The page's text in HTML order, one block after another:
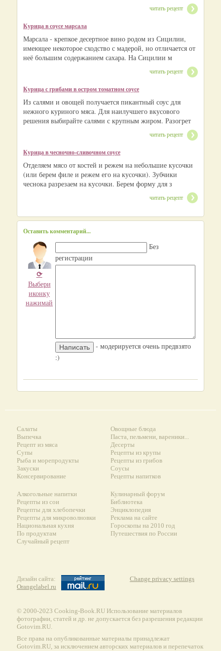
читать рецепт
Курица в соусе марсала
Марсала - крепкое десертное вино родом из Сицилии,
имеющее некоторое сходство с мадерой, но отличается от
неё большим содержанием сахара. На Сицилии м
читать рецепт
Курица с грибами в остром томатном соусе
Из салями и овощей получается пикантный соус для
нежного куриного мяса. Для наилучшего вкусового
решения выбирайте салями с крупным жиром. Разогрет
читать рецепт
Курица в чесночно-сливочном соусе
Отделяем мясо от костей и режем на небольшие кусочки
(или берем филе и режем его на кусочки). Зубчики
чеснока разрезаем на кусочки. Берем форму для з
читать рецепт
Оставить комментарий...
⟳
Выбери
иконку
нажимай
Без
регистрации
- модерируется очень предвзято
:)
Салаты
Выпечка
Рецепт из мяса
Супы
Рыба и морепродукты
Закуски
Консервирование
Овощные блюда
Паста, пельмени, вареники...
Десерты
Рецепты из крупы
Рецепты из грибов
Соусы
Рецепты напитков
Алкогольные напитки
Рецепты из сои
Рецепты для хлебопечки
Рецепты для микроволновки
Национальная кухня
По продуктам
Случайный рецепт
Кулинарный форум
Библиотека
Энциклопедия
Реклама на сайте
Гороскопы на 2010 год
Путешествия по России
Дизайн сайта:
Orangelabel.ru
Change privacy settings
© 2000-2023 Сooking-Book.RU Использование материалов
фотографии, статей и др. не допускается без разрешения редакции
Gotovim.RU.
Все права на опубликованные материалы принадлежат
Gotovim.RU, за исключением авторских материалов и перепечаток